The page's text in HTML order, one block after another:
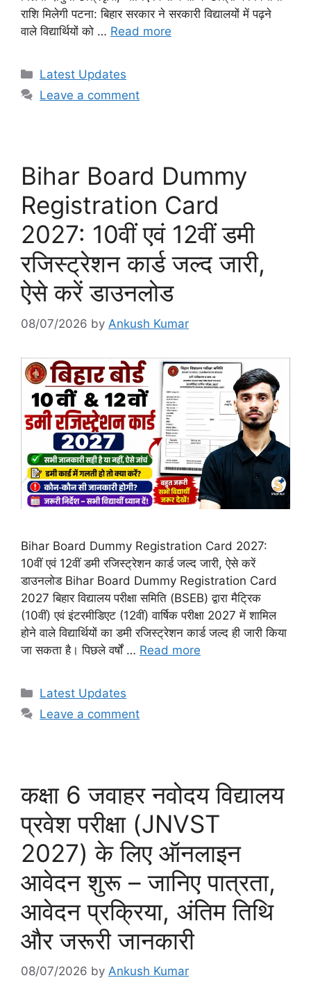
राशि मिलेगी पटना: बिहार सरकार ने सरकारी विद्यालयों में पढ़ने
वाले विद्यार्थियों को … Read more
Categories
Latest Updates
Leave a comment
Bihar Board Dummy
Registration Card
2027: 10वीं एवं 12वीं डमी
रजिस्ट्रेशन कार्ड जल्द जारी,
ऐसे करें डाउनलोड
08/07/2026 by Ankush Kumar
Bihar Board Dummy Registration Card 2027:
10वीं एवं 12वीं डमी रजिस्ट्रेशन कार्ड जल्द जारी, ऐसे करें
डाउनलोड Bihar Board Dummy Registration Card
2027 बिहार विद्यालय परीक्षा समिति (BSEB) द्वारा मैट्रिक
(10वीं) एवं इंटरमीडिएट (12वीं) वार्षिक परीक्षा 2027 में शामिल
होने वाले विद्यार्थियों का डमी रजिस्ट्रेशन कार्ड जल्द ही जारी किया
जा सकता है। पिछले वर्षों … Read more
Categories
Latest Updates
Leave a comment
कक्षा 6 जवाहर नवोदय विद्यालय
प्रवेश परीक्षा (JNVST
2027) के लिए ऑनलाइन
आवेदन शुरू – जानिए पात्रता,
आवेदन प्रक्रिया, अंतिम तिथि
और जरूरी जानकारी
08/07/2026 by Ankush Kumar